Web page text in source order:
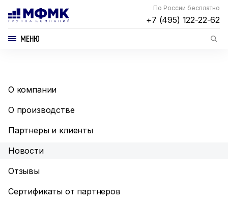
По России бесплатно
+7 (495) 122-22-62
МЕНЮ
О компании
О производстве
Партнеры и клиенты
Новости
Отзывы
Сертификаты от партнеров